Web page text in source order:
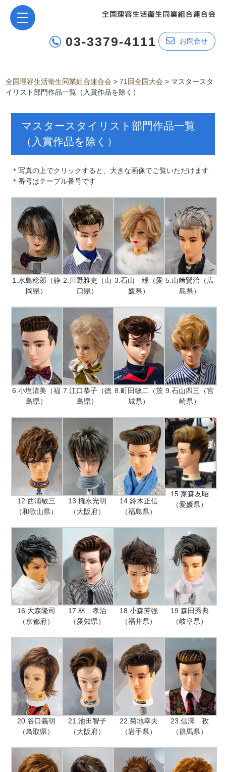
03-3379-4111 お問合せ
全国理容生活衛生同業組合連合会 >71回全国大会 > マスタースタ
イリスト部門作品一覧（入賞作品を除く）
マスタースタイリスト部門作品一覧
（入賞作品を除く）
＊写真の上でクリックすると、大きな画像でご覧いただけます
＊番号はテーブル番号です
1.水島稔郎（静
岡県）
2.川野雅吏（山
口県）
3.石山 緑（愛
媛県）
5.山﨑賢治（広
島県）
6.小塩清美（福
島県）
7.江口恭子（徳
島県）
8.町田敏二（茨
城県）
9.石山四三（宮
崎県）
12.西浦敏三
（和歌山県）
13.権永光明
（大阪府）
14.鈴木正信
（福島県）
15.家森友昭
（愛媛県）
16.大森隆司
（京都府）
17.林 孝治
（愛知県）
18.小森芳強
（福井県）
19.森田秀典
（岐阜県）
20.谷口義明
（鳥取県）
21.池田智子
（大阪府）
22.菊地幸夫
（岩手県）
23.信澤 孜
（群馬県）